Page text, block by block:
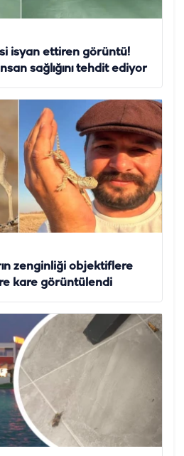
isyan ettiren görüntü!
sağlığını tehdit ediyor
zenginliği objektiflere
kare görüntülendi